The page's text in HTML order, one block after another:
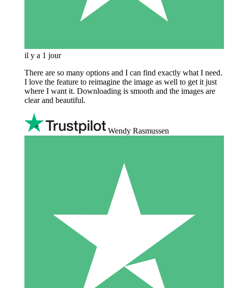
il y a 1 jour
There are so many options and I can find exactly what I need.
I love the feature to reimagine the image as well to get it just
where I want it. Downloading is smooth and the images are
clear and beautiful.
Wendy Rasmussen